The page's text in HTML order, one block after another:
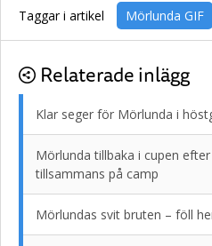
Taggar i artikel Mörlunda GIF
Relaterade inlägg
Klar seger för Mörlunda i
Mörlunda tillbaka i cupen
tillsammans på camp
Mörlundas svit bruten – föll